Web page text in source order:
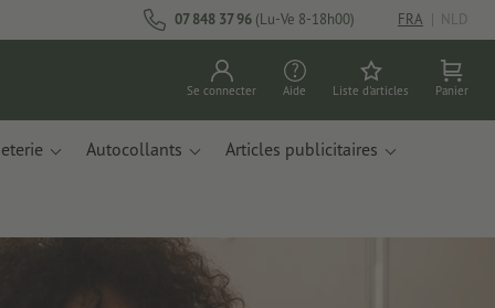
07 848 37 96 (Lu-Ve 8-18h00) FRA | NLD
Se connecter Aide Liste d'articles Panier
Autocollants Articles publicitaires